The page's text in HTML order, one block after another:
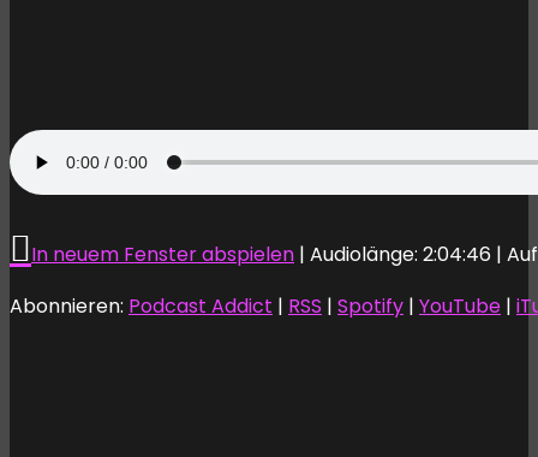
In neuem Fenster abspielen | Audiolänge: 2:04:46 |
Abonnieren: Podcast Addict | RSS | Spotify | YouTube |